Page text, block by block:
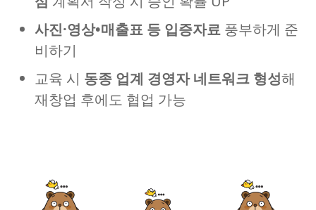
사진·영상•매출표 등 입증자료 풍부하게 준
비하기
교육 시 동종 업계 경영자 네트워크 형성해
재창업 후에도 협업 가능